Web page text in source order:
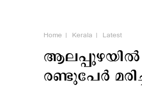
Home Kerala Latest
ആലപ്പുഴയില്‍
രണ്ടുപേര്‍